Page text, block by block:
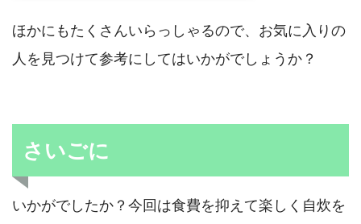
ほかにもたくさんいらっしゃるので、お気に入りの
人を見つけて参考にしてはいかがでしょうか？
さいごに
いかがでしたか？今回は食費を抑えて楽しく自炊を